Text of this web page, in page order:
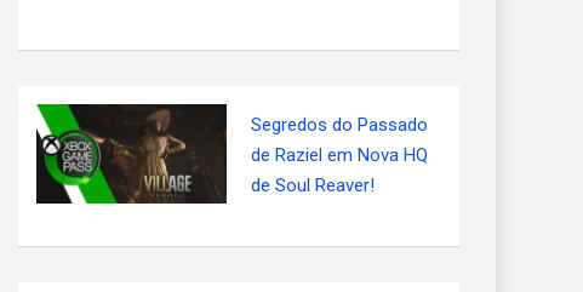
Segredos do Passado
de Raziel em Nova HQ
de Soul Reaver!